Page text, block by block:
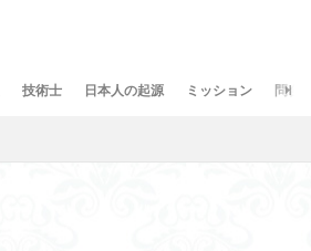
技術士 日本人の起源 ミッション 問合